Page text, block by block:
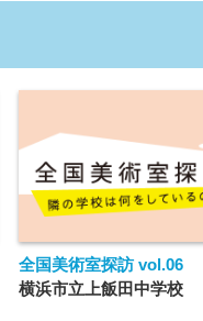
全国美術室探訪 vol.06
横浜市立上飯田中学校